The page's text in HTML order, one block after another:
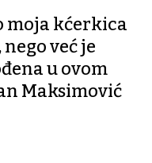
moja kćerkica
već je
u ovom
Maksimović